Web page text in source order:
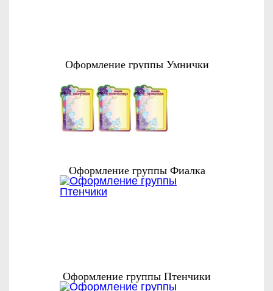
Оформление группы Умнички
Оформление группы Фиалка
Оформление группы Птенчики